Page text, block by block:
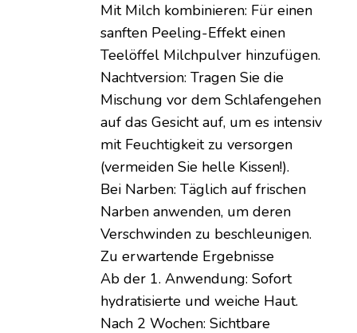
Mit Milch kombinieren: Für einen
sanften Peeling-Effekt einen
Teelöffel Milchpulver hinzufügen.
Nachtversion: Tragen Sie die
Mischung vor dem Schlafengehen
auf das Gesicht auf, um es intensiv
mit Feuchtigkeit zu versorgen
(vermeiden Sie helle Kissen!).
Bei Narben: Täglich auf frischen
Narben anwenden, um deren
Verschwinden zu beschleunigen.
Zu erwartende Ergebnisse
Ab der 1. Anwendung: Sofort
hydratisierte und weiche Haut.
Nach 2 Wochen: Sichtbare